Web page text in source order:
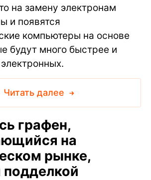
на замену электронам
и появятся
компьютеры на основе
будут много быстрее и
Читать далее
графен,
на
рынке,
подделкой